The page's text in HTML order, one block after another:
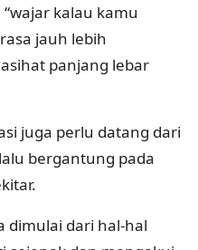
kalau kamu
jauh lebih
panjang lebar
juga perlu datang dari
bergantung pada
dimulai dari hal-hal